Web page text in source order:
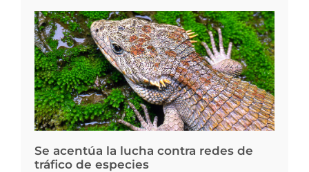
Se acentúa la lucha contra redes de
tráfico de especies